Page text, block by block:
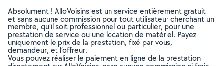
Absolument ! AlloVoisins est un service entièrement gratuit
et sans aucune commission pour tout utilisateur cherchant un
membre, qu’il soit professionnel ou particulier, pour une
prestation de service ou une location de matériel. Payez
uniquement le prix de la prestation, fixé par vous,
demandeur, et l’offreur.
Vous pouvez réaliser le paiement en ligne de la prestation